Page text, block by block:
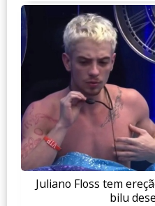
Juliano Floss tem
bilu